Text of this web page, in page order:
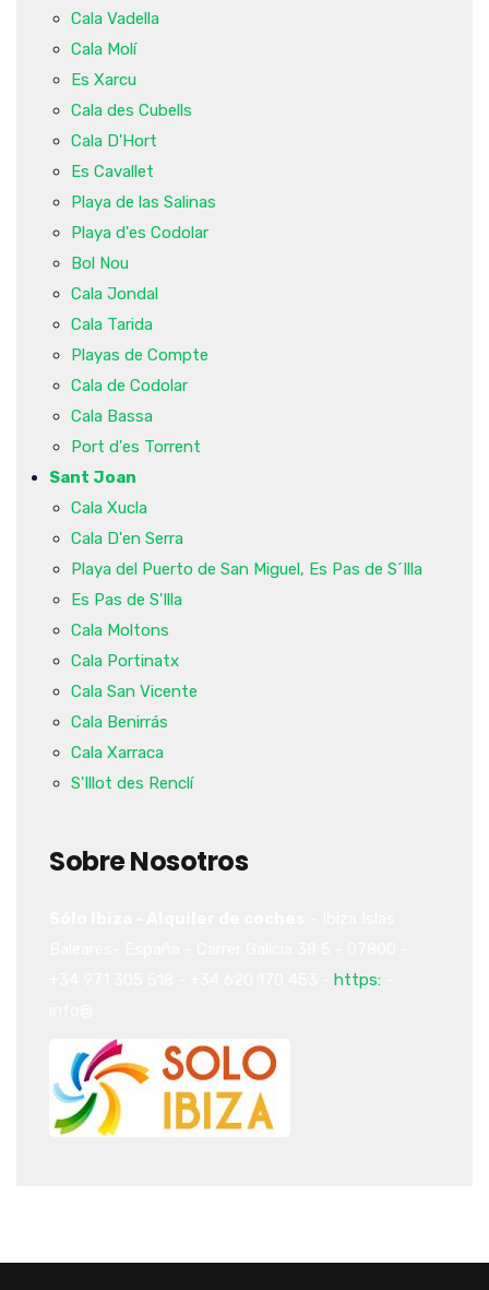
Cala Vadella
Cala Molí
Es Xarcu
Cala des Cubells
Cala D'Hort
Es Cavallet
Playa de las Salinas
Playa d'es Codolar
Bol Nou
Cala Jondal
Cala Tarida
Playas de Compte
Cala de Codolar
Cala Bassa
Port d'es Torrent
Sant Joan
Cala Xucla
Cala D'en Serra
Playa del Puerto de San Miguel, Es Pas de S´Illa
Es Pas de S'Illa
Cala Moltons
Cala Portinatx
Cala San Vicente
Cala Benirrás
Cala Xarraca
S'Illot des Renclí
Sobre Nosotros
https: